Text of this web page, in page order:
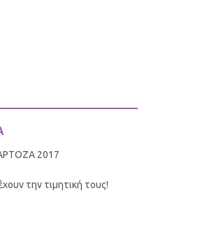
2017
την τιμητική τους!